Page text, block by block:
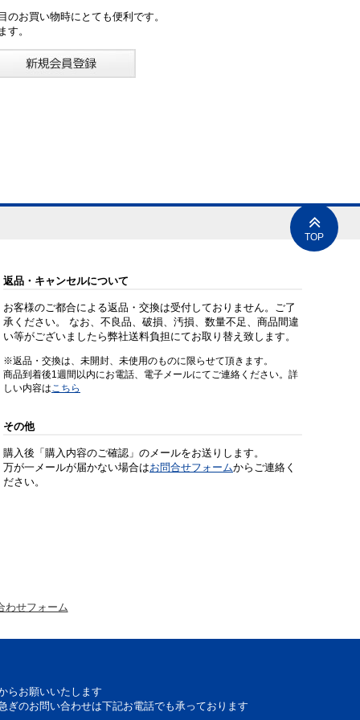
お買い物時にとても便利です。
す。
TOP
返品・キャンセルについて
お客様のご都合による返品・交換は受付しておりません。ご了
承ください。 なお、不良品、破損、汚損、数量不足、商品間違
い等がございましたら弊社送料負担にてお取り替え致します。
※返品・交換は、未開封、未使用のものに限らせて頂きます。
商品到着後1週間以内にお電話、電子メールにてご連絡ください。詳
しい内容はこちら
その他
購入後「購入内容のご確認」のメールをお送りします。
万が一メールが届かない場合はお問合せフォームからご連絡く
ださい。
わせフォーム
らお願いいたします
ぎのお問い合わせは下記お電話でも承っております